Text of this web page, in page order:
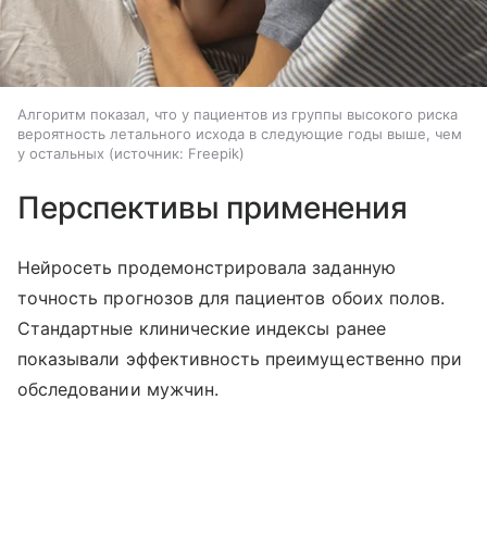
Алгоритм показал, что у пациентов из группы высокого риска
вероятность летального исхода в следующие годы выше, чем
у остальных
источник: Freepik
Перспективы применения
Нейросеть продемонстрировала заданную
точность прогнозов для пациентов обоих полов.
Стандартные клинические индексы ранее
показывали эффективность преимущественно при
обследовании мужчин.